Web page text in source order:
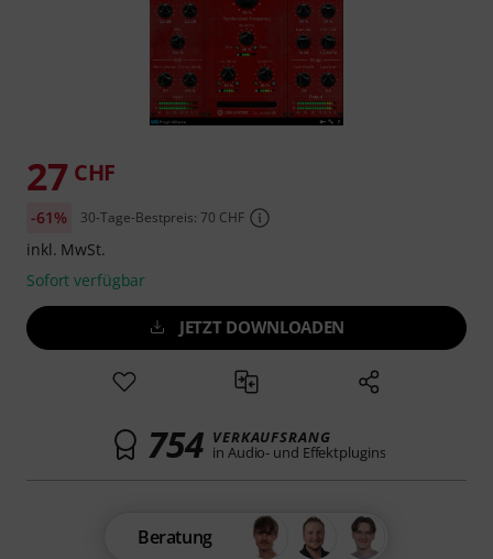
27CHF
-61% 30-Tage-Bestpreis: 70 CHF
inkl. MwSt.
Sofort verfügbar
JETZT DOWNLOADEN
754 VERKAUFSRANG
in Audio- und Effektplugins
Beratung